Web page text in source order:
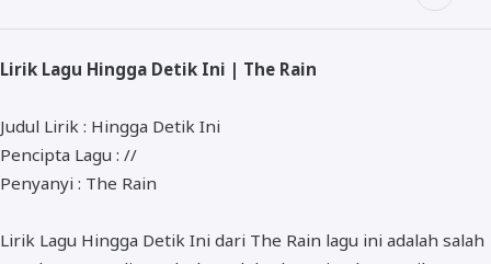
ALMANAR
RELIGI RAMADHAN
NISA SABYAN
Lirik Lagu Hingga Detik Ini | The Rain
Judul Lirik : Hingga Detik Ini
Pencipta Lagu : //
Penyanyi : The Rain
Lirik Lagu Hingga Detik Ini dari The Rain lagu ini adalah salah